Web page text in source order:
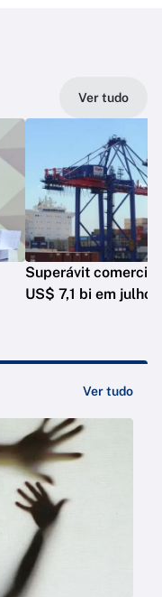
Ver tudo
Superávit comercial
US$ 7,1 bi em julho
Ver tudo